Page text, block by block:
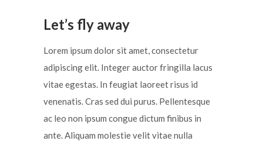
Let’s fly away
Lorem ipsum dolor sit amet, consectetur
adipiscing elit. Integer auctor fringilla lacus
vitae egestas. In feugiat laoreet risus id
venenatis. Cras sed dui purus. Pellentesque
ac leo non ipsum congue dictum finibus in
ante. Aliquam molestie velit vitae nulla